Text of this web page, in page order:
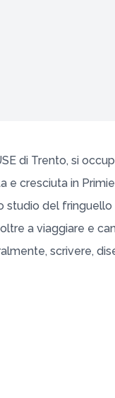
di Trento, si
e cresciuta in
studio del fringuello
a viaggiare e
scrivere,